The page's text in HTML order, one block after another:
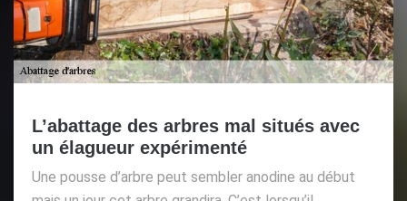
L’abattage des arbres mal situés avec
un élagueur expérimenté
Une pousse d’arbre peut sembler anodine au début